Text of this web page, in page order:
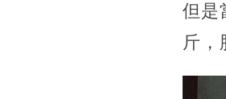
但是
斤，